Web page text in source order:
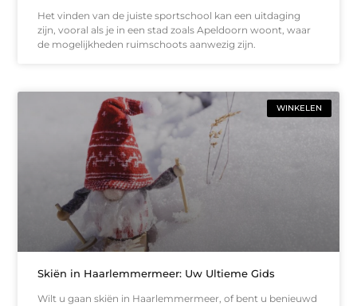
Het vinden van de juiste sportschool kan een uitdaging
zijn, vooral als je in een stad zoals Apeldoorn woont, waar
de mogelijkheden ruimschoots aanwezig zijn.
WINKELEN
Skiën in Haarlemmermeer: Uw Ultieme Gids
Wilt u gaan skiën in Haarlemmermeer, of bent u benieuwd